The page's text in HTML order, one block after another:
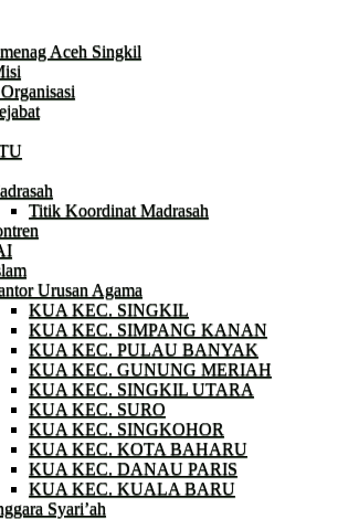
Aceh Singkil
Titik Koordinat Madrasah
Urusan Agama
KUA KEC. SINGKIL
KUA KEC. SIMPANG KANAN
KUA KEC. PULAU BANYAK
KUA KEC. GUNUNG MERIAH
KUA KEC. SINGKIL UTARA
KUA KEC. SURO
KUA KEC. SINGKOHOR
KUA KEC. KOTA BAHARU
KUA KEC. DANAU PARIS
KUA KEC. KUALA BARU
Syari’ah